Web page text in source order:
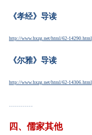
《孝经》导读
http://www.hxzg.net/html/62-14290.html
《尔雅》导读
http://www.hxzg.net/html/62-14306.html
…………
四、 儒家其他